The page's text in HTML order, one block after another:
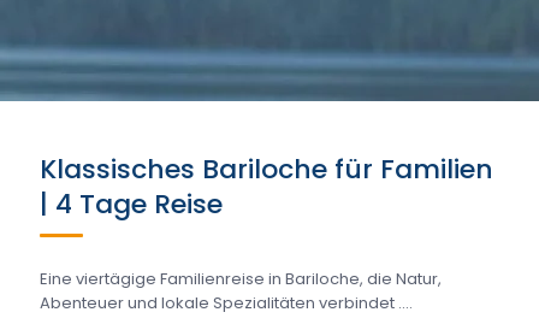
Klassisches Bariloche für Familien
| 4 Tage Reise
Eine viertägige Familienreise in Bariloche, die Natur,
Abenteuer und lokale Spezialitäten verbindet ....